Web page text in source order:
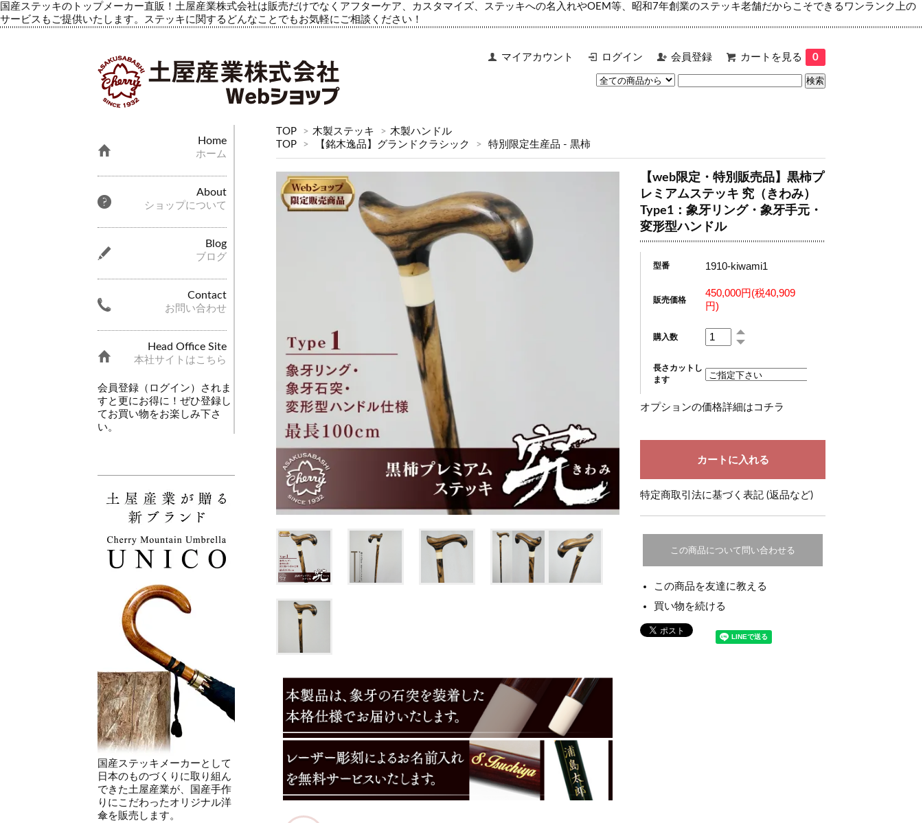
国産ステッキのトップメーカー直販！土屋産業株式会社は販売だけでなくアフターケア、カスタマイズ、ステッキへの名入れやOEM等、昭和7年創業のステッキ老舗だからこそできるワンランク上の
サービスもご提供いたします。ステッキに関するどんなことでもお気軽にご相談ください！
マイアカウント ログイン 会員登録 カートを見る 0
TOP > 木製ステッキ > 木製ハンドル
TOP
> 【銘木逸品】グランドクラシック > 特別限定生産品 - 黒柿
【web限定・特別販売品】黒柿プ
レミアムステッキ 究（きわみ）
Type1：象牙リング・象牙手元・
変形型ハンドル
型番 1910-kiwami1
販売価格
450,000円(税40,909
円)
購入数
長さカットし
ます
オプションの価格詳細はコチラ
特定商取引法に基づく表記 (返品など)
この商品について問い合わせる
この商品を友達に教える
買い物を続ける
Home
ホーム
About
ショップについて
Blog
ブログ
Contact
お問い合わせ
Head Office Site
本社サイトはこちら
会員登録（ログイン）されま
すと更にお得に！ぜひ登録し
てお買い物をお楽しみ下さ
い。
国産ステッキメーカーとして
日本のものづくりに取り組ん
できた土屋産業が、国産手作
りにこだわったオリジナル洋
傘を販売します。